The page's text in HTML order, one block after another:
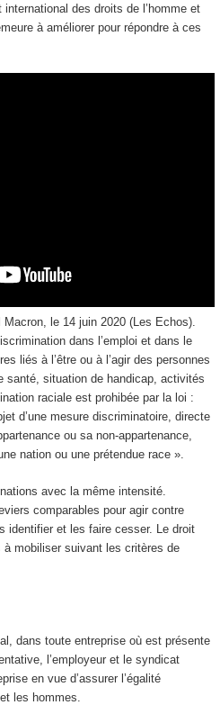
des droits de l’homme et
à améliorer pour répondre à ces
Macron, le 14 juin 2020 (Les Echos).
dans l’emploi et dans le
liés à l’être ou à l’agir des personnes
santé, situation de handicap, activités
raciale est prohibée par la loi :
d’une mesure discriminatoire, directe
ou sa non-appartenance,
nation ou une prétendue race ».
avec la même intensité.
comparables pour agir contre
identifier et les faire cesser. Le droit
à mobiliser suivant les critères de
dans toute entreprise où est présente
l’employeur et le syndicat
en vue d’assurer l’égalité
les hommes.